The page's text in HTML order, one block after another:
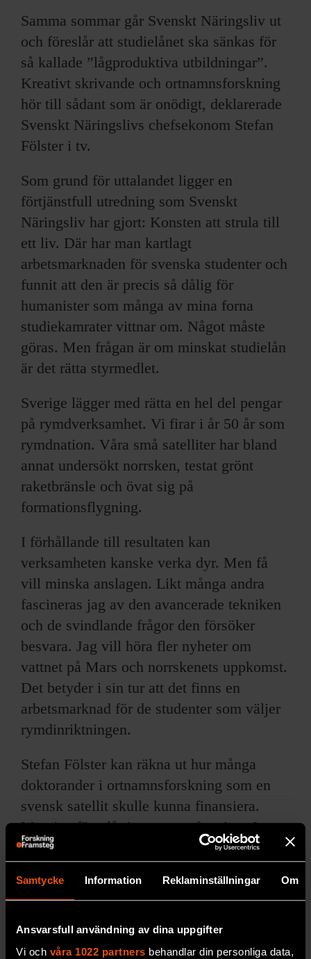
Samtycke Information Reklaminställningar Om
Ansvarsfull användning av dina uppgifter
Vi och våra 1022 partners behandlar din personliga data,
Samma sommar går Svenskt Näringsliv ut
och föreslår att studielånet ska sänkas för
så kallade ”lågproduktiva utbildningar”.
Kreativt skrivande och ortnamnsforskning
hör till sådant som är onödigt, deklarerade
Svenskt Näringslivs chefsekonom Stefan
Fölster i tv.
Som grund för uttalandet ligger en
förtjänstfull utredning som Svenskt
Näringsliv har gjort: Konsten att strula till
ett liv. Där har man kartlagt
arbetsmarknaden för svenska studenter och
funnit att den är precis så dålig för
humanister som många av mina forna
studiekamrater vittnar om. Något måste
göras. Men frågan är om minskat studielån
är det rätta styrmedlet.
Sverige lägger med rätta en hel del pengar
på rymdverksamhet. Vi firar i år 50 år som
rymdnation. Våra små satelliter har bland
annat undersökt norrsken, testat grönt
raketbränsle och övat sig på
formationsflygning.
I förhållande till resultaten kan
verksamheten kanske verka dyr. Men få
vill minska anslagen. Likt många andra
fascineras jag av den avancerade tekniken
och de svindlande frågor den försöker
besvara. Jag vill höra fler nyheter om
vattnet på Mars och norrskenets uppkomst.
Det betyder i sin tur att det finns en
arbetsmarknad för de studenter som väljer
rymdinriktningen.
Stefan Fölster kan räkna ut hur många
doktorander i ortnamnsforskning som en
svensk satellit skulle kunna finansiera.
Men jag föreslår ingen transferering. Jag
vill bara säga att det inte finns något givet
samband mellan nytta och en
arbetsmarknads storlek. Vi måste helt
ge ortnamnsforskarna jobb.